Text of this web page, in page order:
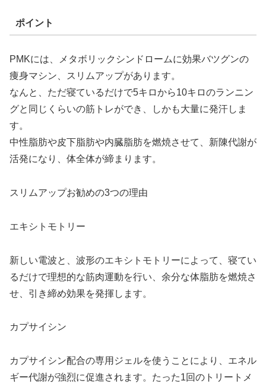
ポイント
PMKには、メタボリックシンドロームに効果バツグンの
痩身マシン、スリムアップがあります。
なんと、ただ寝ているだけで5キロから10キロのランニン
グと同じくらいの筋トレができ、しかも大量に発汗しま
す。
中性脂肪や皮下脂肪や内臓脂肪を燃焼させて、新陳代謝が
活発になり、体全体が締まります。
スリムアップお勧めの3つの理由
エキシトモトリー
新しい電波と、波形のエキシトモトリーによって、寝てい
るだけで理想的な筋肉運動を行い、余分な体脂肪を燃焼さ
せ、引き締め効果を発揮します。
カプサイシン
カプサイシン配合の専用ジェルを使うことにより、エネル
ギー代謝が強烈に促進されます。たった1回のトリートメ